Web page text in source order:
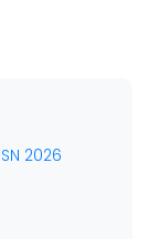
2026